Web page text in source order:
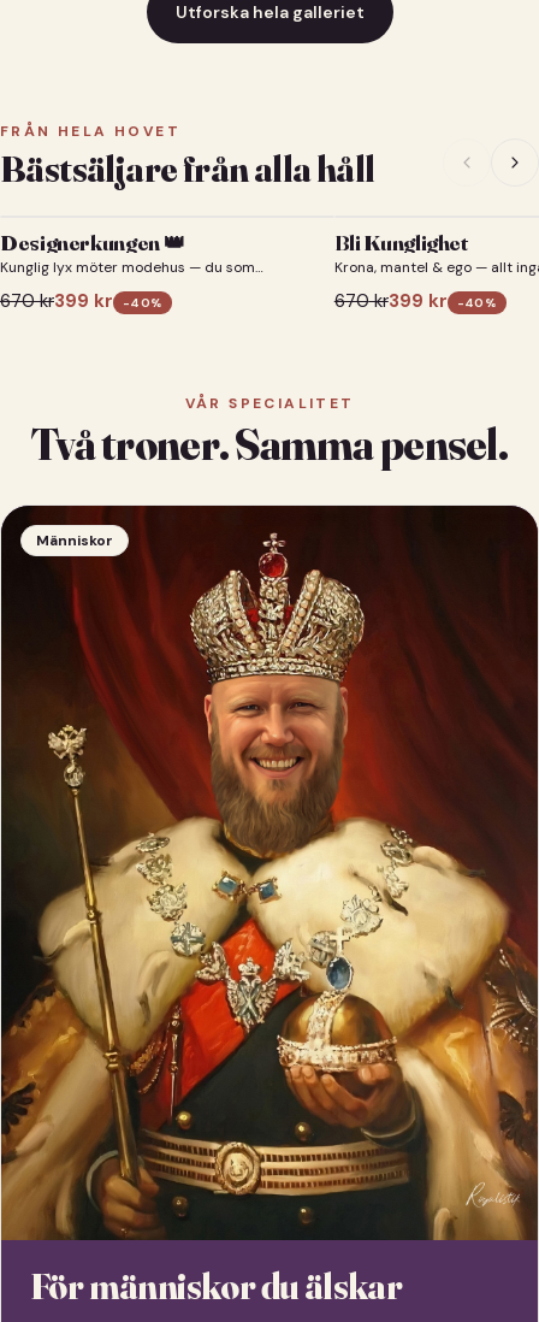
Utforska hela galleriet
FRÅN HELA HOVET
Bästsäljare från alla håll
Designerkungen 👑
Kunglig lyx möter modehus — du som
670kr399 kr -40%
Bli Kunglighet
Krona, mantel & ego — allt
670kr399 kr -40 %
VÅR SPECIALITET
Två troner. Samma pensel.
Människor
För människor du älskar